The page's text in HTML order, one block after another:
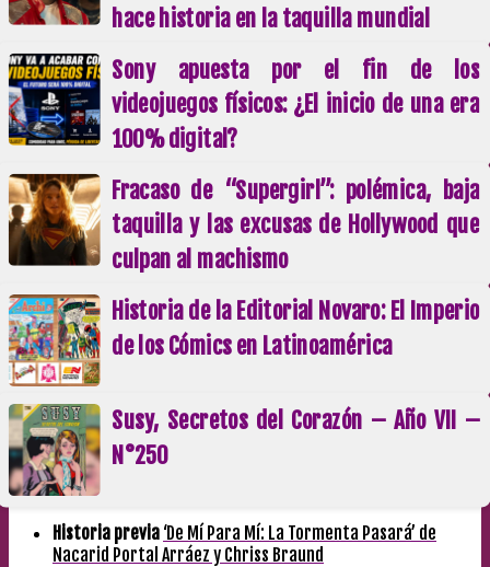
hace historia en la taquilla mundial
Sony apuesta por el fin de los
videojuegos físicos: ¿El inicio de una era
100% digital?
Fracaso de “Supergirl”: polémica, baja
taquilla y las excusas de Hollywood que
culpan al machismo
Historia de la Editorial Novaro: El Imperio
de los Cómics en Latinoamérica
Susy, Secretos del Corazón – Año VII –
N°250
Historia previa ‘De Mí Para Mí: La Tormenta Pasará’ de
Nacarid Portal Arráez y Chriss Braund